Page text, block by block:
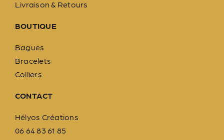
Livraison & Retours
BOUTIQUE
Bagues
Bracelets
Colliers
CONTACT
Hélyos Créations
06 64 83 61 85